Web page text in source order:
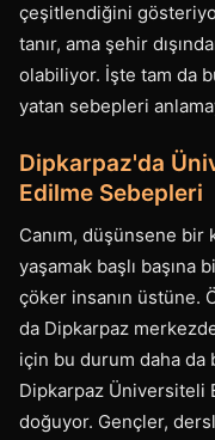
çeşitlendiğini
tanır, ama şehir
olabiliyor. İşte tam da
yatan sebepleri
Dipkarpaz'da
Edilme Sebepleri
Canım, düşünsene
yaşamak başlı başına
çöker insanın üstüne.
da Dipkarpaz
için bu durum daha
Dipkarpaz Üniversiteli
doğuyor. Gençler,